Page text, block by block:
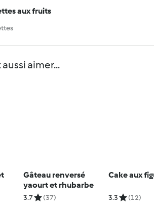
aux fruits
aimer...
Gâteau renversé
yaourt et rhubarbe
3.7 (37)
Cake aux
3.3 (12)